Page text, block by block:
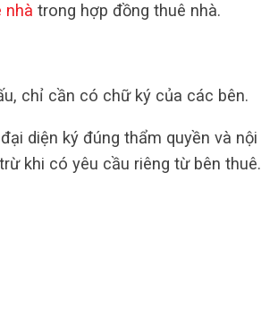
nhà trong hợp đồng thuê nhà.
chỉ cần có chữ ký của các bên.
diện ký đúng thẩm quyền và nội
khi có yêu cầu riêng từ bên thuê.